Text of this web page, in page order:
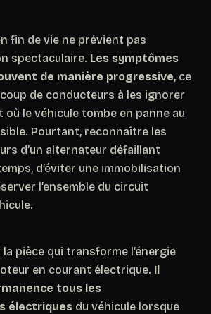
fin de vie ne prévient pas
spectaculaire. Les symptômes
de manière progressive, ce
de conducteurs à les ignorer
où le véhicule tombe en panne au
Pourtant, reconnaître les
d’un alternateur défaillant
d’éviter une immobilisation
l’ensemble du circuit
la pièce qui transforme l’énergie
en courant électrique. Il
tous les
électriques du véhicule lorsque